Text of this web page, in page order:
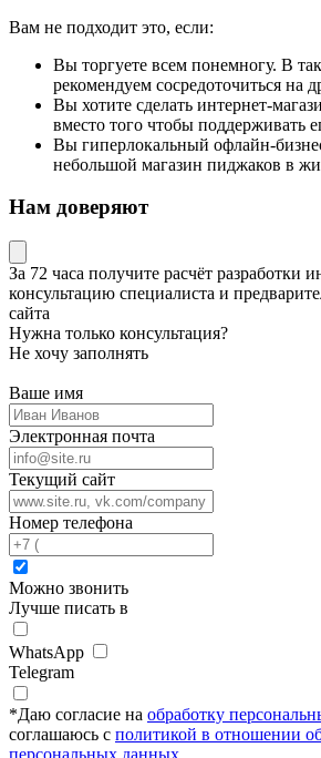
Вам не подходит это, если:
Вы торгуете всем понемногу. В
рекомендуем сосредоточиться на
Вы хотите сделать интернет-
вместо того чтобы поддерживать
Вы гиперлокальный офлайн-
небольшой магазин пиджаков в
Нам доверяют
За 72 часа получите расчёт разработки
консультацию специалиста и
сайта
Нужна только консультация?
Не хочу заполнять
Ваше имя
Электронная почта
Текущий сайт
Номер телефона
Можно звонить
Лучше писать в
WhatsApp
Telegram
*Даю согласие на обработку
соглашаюсь с политикой в отношении